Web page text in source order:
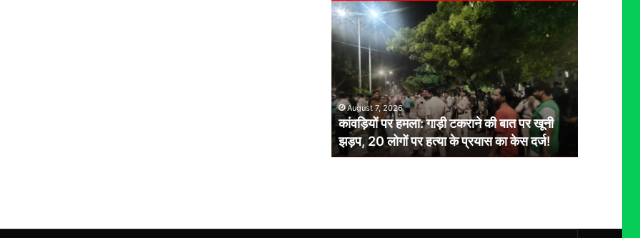
कांवड़ियों
पर
हमला:
टकराने
की
बात
पर
खूनी
झड़प,
20
प्रयास
August 7, 2026
कांवड़ियों पर हमला: गाड़ी टकराने की बात पर खूनी
झड़प, 20 लोगों पर हत्या के प्रयास का केस दर्ज!